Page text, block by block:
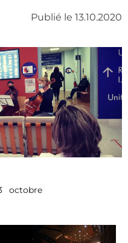
Publié le 13.10.2020
octobre